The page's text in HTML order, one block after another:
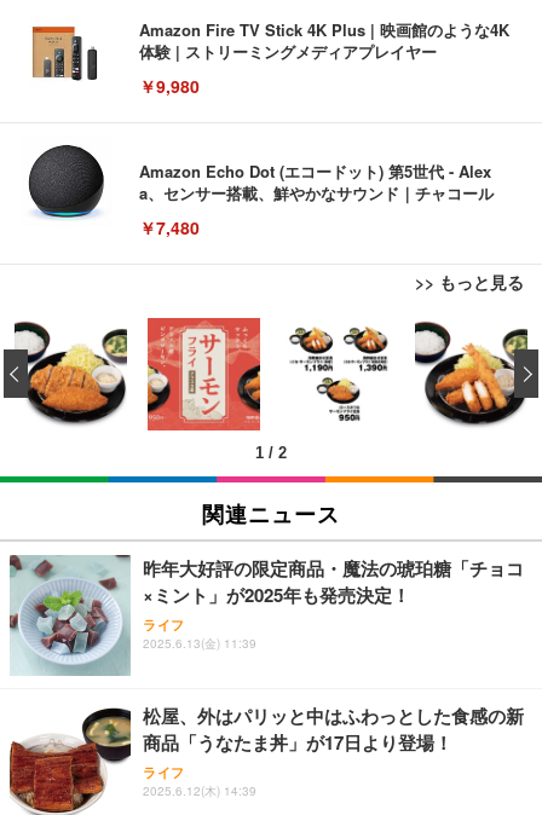
Amazon Fire TV Stick 4K Plus | 映画館のような4K
体験 | ストリーミングメディアプレイヤー
￥9,980
Amazon Echo Dot (エコードット) 第5世代 - Alex
a、センサー搭載、鮮やかなサウンド｜チャコール
￥7,480
>> もっと見る
[EdoErgo] オフィスチェア 椅子 テレワーク 疲れな
い 跳ね上げ式アームレスト コンパクト 約105度ロッ
キング pc 事務椅子 360度回転 座面昇降 強化ナイロ
ン樹脂ベース 通気性メッシュ 在宅ワーク H-WY01
(黒網+黒枠+黒足)
￥5,699
SIHOO B100 オフィスチェア／デスクチェア メッシ
ュチェア 人間工学 疲れない ブラック
￥27,999
Sezlife オフィスチェア デスクチェア 疲れない テレ
ワーク チェア 強化バックレスト 30度ロッキング機
能 人間工学 椅子 腰サポート 90度跳ね上げ式アーム
務用 おしゃれ パソコンチェア (ブラック)
Sezlife オフィスチェア デスクチェア 疲れない テレ
ワーク チェア 強化バックレスト 30度ロッキング機
能 人間工学 椅子 腰サポート 90度跳ね上げ式アーム
EIZO ビジネス向けプレミアムモニター | FlexScan
EV3240X-WT | 31.5型4K UHD・USB Type-C・ホワ
イト
￥105,595
EIZO ビジネス向けプレミアムモニター | FlexScan
￥109,572
【純正品】27"ゲーミングモニター DualSense 充電
フック付き（CFI-ZDM1J）
【整備済み品】Dell E2724HS 27インチ 液晶モニタ
ー フルHD（1920×1080）VA 非光沢 HDMI/DisplayP
ort/VGA スピーカー内蔵 高さ調整 スイベル VESA対
Amazonベーシック ペットシーツ 薄型 レギュラー 1
回使い捨て 無香料 ホワイト 300枚
￥3,373
Amazonベーシック ペットシーツ 厚型 ワイド 42枚
x2袋(84枚) ホワイト(吸収面:ライトブルー)
￥3,234
ネオ・ルーライフ ネオ・オムツ L 中型犬用 26枚入
り 単品
Smart Basic(スマートベーシック) 【Amazon.co.jp
限定】 Smart Basic アイリスオーヤマ ペットシーツ
超厚型 お徳用 ワイド 100枚入 (x 1) (ケース販売)
1 / 2
‹
関連ニュース
昨年大好評の限定商品・魔法の琥珀糖「チョコ
×ミント」が2025年も発売決定！
ライフ
2025.6.13(金) 11:39
松屋、外はパリッと中はふわっとした食感の新
商品「うなたま丼」が17日より登場！
ライフ
2025.6.12(木) 14:39